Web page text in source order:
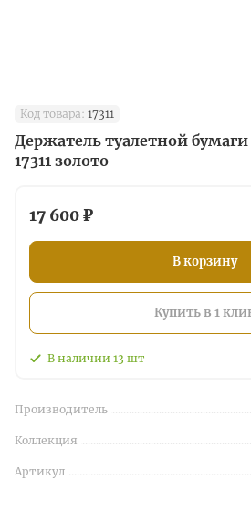
Код товара: 17311
Держатель туалетной
17311 золото
17 600 ₽
В корзину
Купить в 1
В наличии 13 шт
Производитель
Коллекция
Артикул